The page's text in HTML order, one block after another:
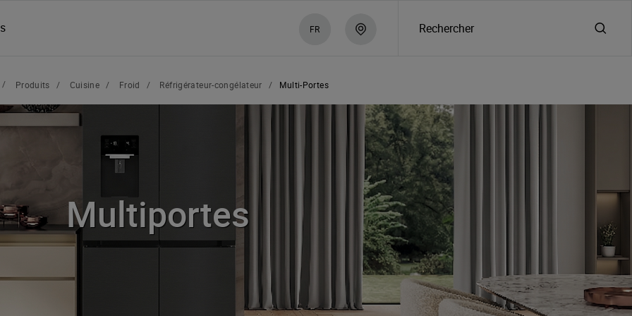
FR Rechercher
/ Produits / Cuisine / Froid / Réfrigérateur-congélateur / Multi-Portes
Multiportes